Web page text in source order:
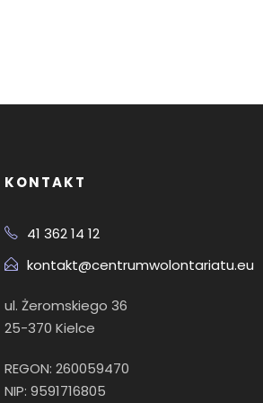
KONTAKT
41 362 14 12
kontakt@centrumwolontariatu.eu
ul. Żeromskiego 36
25-370 Kielce
REGON: 260059470
NIP: 9591716805